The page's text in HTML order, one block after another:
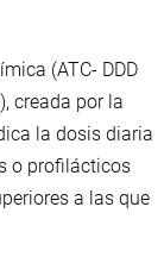
(ATC- DDD
creada por la
la dosis diaria
o profilácticos
a las que